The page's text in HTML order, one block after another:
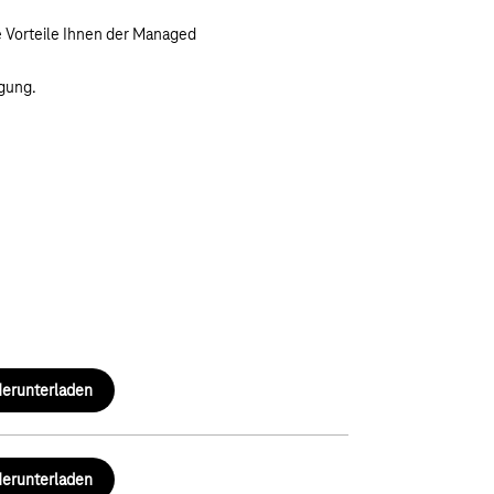
Ihnen der Managed